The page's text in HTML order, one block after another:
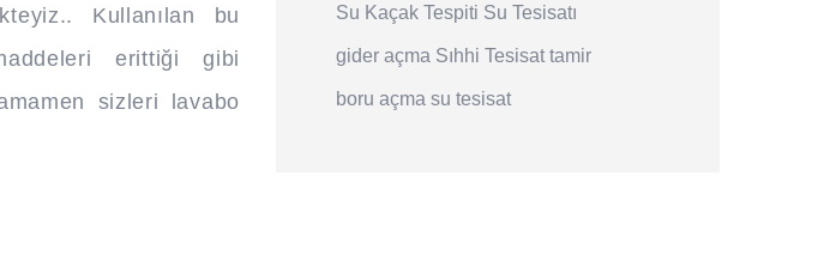
Kullanılan bu
erittiği gibi
sizleri lavabo
Su Kaçak Tespiti Su Tesisatı
gider açma Sıhhi Tesisat tamir
boru açma su tesisat